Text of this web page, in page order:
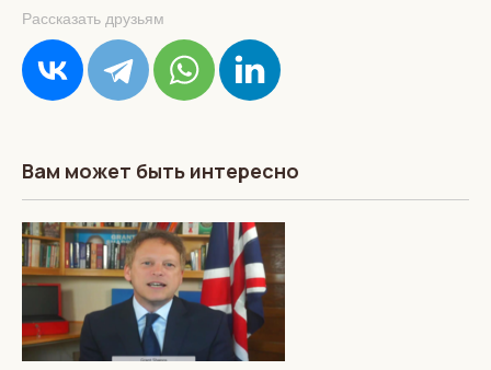
Рассказать друзьям
Вам может быть интересно